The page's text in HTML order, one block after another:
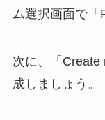
ム選択画面で「
次に、「Create
成しましょう。